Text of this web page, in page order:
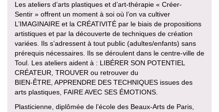
Les ateliers d’arts plastiques et d’art-thérapie « Créer-
Sentir » offrent un moment à soi où l’on va cultiver
L’IMAGINAIRE et la CRÉATIVITÉ par le biais de propositions
artistiques et par la découverte de techniques de création
variées. Ils s’adressent à tout public (adultes/enfants) sans
prérequis nécessaires. Ils se déroulent dans le centre-ville de
Toul. Les ateliers aident à : LIBÉRER SON POTENTIEL
CRÉATEUR, TROUVER ou retrouver du
BIEN-ÊTRE, APPRENDRE DES TECHNIQUES issues des
arts plastiques, FAIRE AVEC SES ÉMOTIONS.
Plasticienne, diplômée de l’école des Beaux-Arts de Paris,